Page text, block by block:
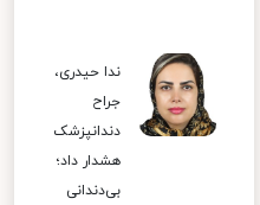
ندا حیدری،
جراح
دندانپزشک
هشدار داد؛
بی‌دندانی